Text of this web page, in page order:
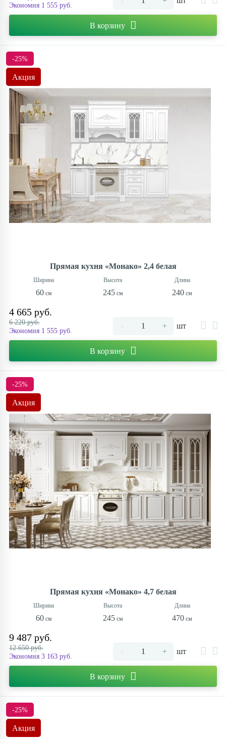
Экономия 1 555 руб.
В корзину
-25%
Акция
Прямая кухня «Монако» 2,4 белая
60 245 240
4 665 руб.
6 220 руб.
Экономия 1 555 руб.
- + шт
В корзину
-25%
Акция
Прямая кухня «Монако» 4,7 белая
60 245 470
9 487 руб.
12 650 руб.
Экономия 3 163 руб.
- + шт
В корзину
-25%
Акция